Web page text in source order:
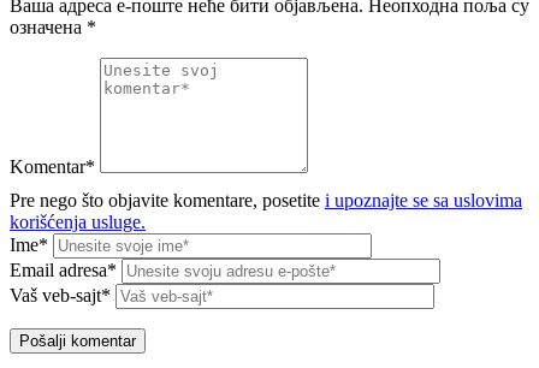
Ваша адреса е-поште неће бити објављена. Неопходна поља су
означена *
Komentar*
Pre nego što objavite komentare, posetite i upoznajte se sa uslovima
korišćenja usluge.
Ime*
Email adresa*
Vaš veb-sajt*